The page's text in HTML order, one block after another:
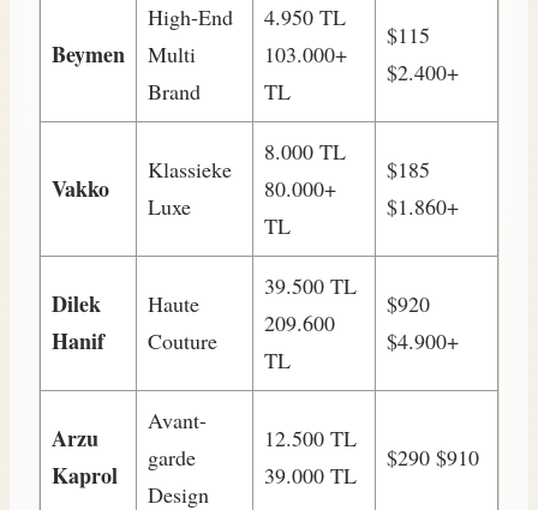
Beymen
High-End
Multi
Brand
4.950 TL
103.000+
TL
$115
$2.400+
Vakko
Klassieke
Luxe
8.000 TL
80.000+
TL
$185
$1.860+
Dilek
Hanif
Haute
Couture
39.500 TL
209.600
TL
$920
$4.900+
Arzu
Kaprol
Avant-
garde
Design
12.500 TL
39.000 TL
$290 $910